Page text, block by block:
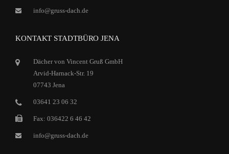
info@gruss-dach.de
KONTAKT STADTBÜRO JENA
Dächer von Vincent Gruß GmbH
Arvid-Harnack-Str. 19
07743 Jena
03641 23 06 32
Fax: 036422 6 46 42
info@gruss-dach.de